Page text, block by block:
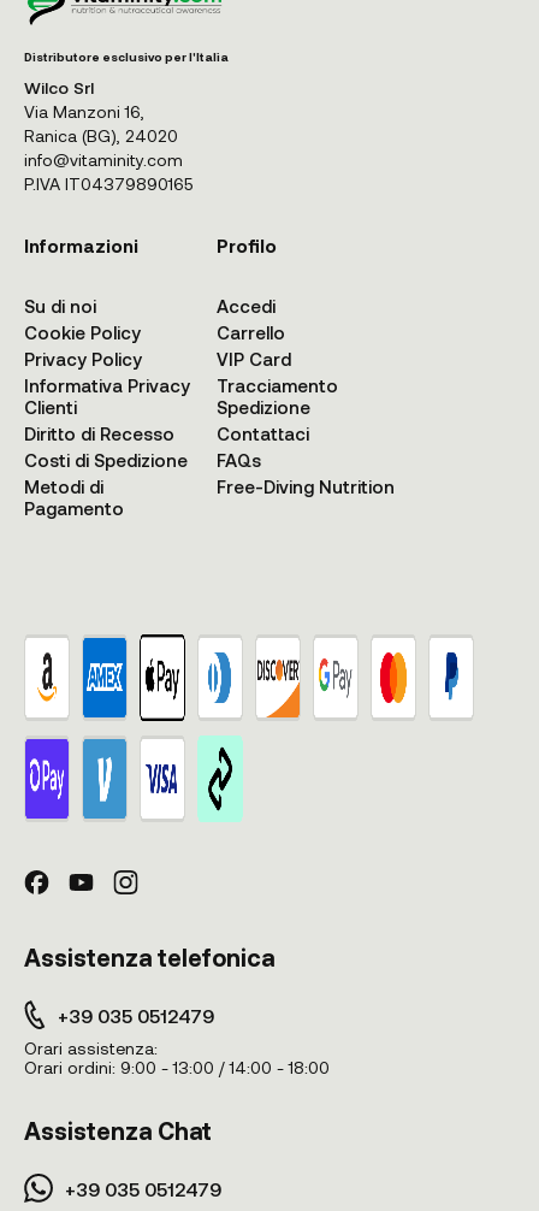
Distributore esclusivo per l'Italia
Wilco Srl
Via Manzoni 16,
Ranica (BG), 24020
info@vitaminity.com
P.IVA IT04379890165
Informazioni
Su di noi
Cookie Policy
Privacy Policy
Informativa Privacy
Clienti
Diritto di Recesso
Costi di Spedizione
Metodi di
Pagamento
Profilo
Accedi
Carrello
VIP Card
Tracciamento
Spedizione
Contattaci
FAQs
Free-Diving Nutrition
Assistenza telefonica
+39 035 0512479
Orari assistenza:
Orari ordini: 9:00 - 13:00 / 14:00 - 18:00
Assistenza Chat
+39 035 0512479